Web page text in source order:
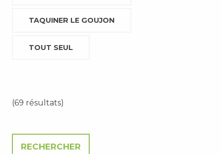
TAQUINER LE GOUJON
TOUT SEUL
(69 résultats)